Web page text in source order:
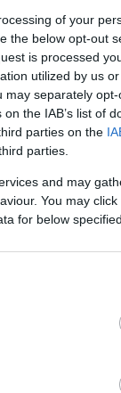
of your
the below opt-out
is processed
utilized by us
may separately
the IAB’s list of
parties on the
parties.
and may
You may
for below
El
cantidad
junto
de
mundo
en
Siempre